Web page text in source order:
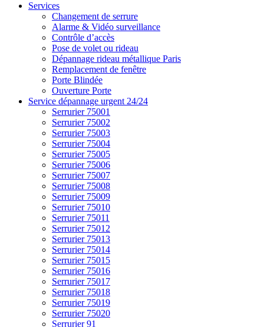
Services
Changement de serrure
Alarme & Vidéo surveillance
Contrôle d’accès
Pose de volet ou rideau
Dépannage rideau métallique Paris
Remplacement de fenêtre
Porte Blindée
Ouverture Porte
Service dépannage urgent 24/24
Serrurier 75001
Serrurier 75002
Serrurier 75003
Serrurier 75004
Serrurier 75005
Serrurier 75006
Serrurier 75007
Serrurier 75008
Serrurier 75009
Serrurier 75010
Serrurier 75011
Serrurier 75012
Serrurier 75013
Serrurier 75014
Serrurier 75015
Serrurier 75016
Serrurier 75017
Serrurier 75018
Serrurier 75019
Serrurier 75020
Serrurier 91